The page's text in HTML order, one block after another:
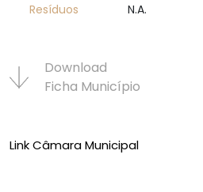
Resí­duos
N.A.
Download
Ficha Municí­pio
Link Câmara Municipal